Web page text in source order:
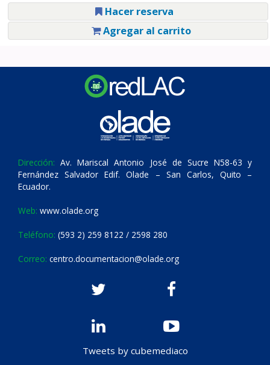
Hacer reserva
Agregar al carrito
Dirección: Av. Mariscal Antonio José de Sucre N58-63 y
Fernández Salvador Edif. Olade – San Carlos, Quito –
Ecuador.
Web: www.olade.org
Teléfono: (593 2) 259 8122 / 2598 280
Correo: centro.documentacion@olade.org
Tweets by cubemediaco